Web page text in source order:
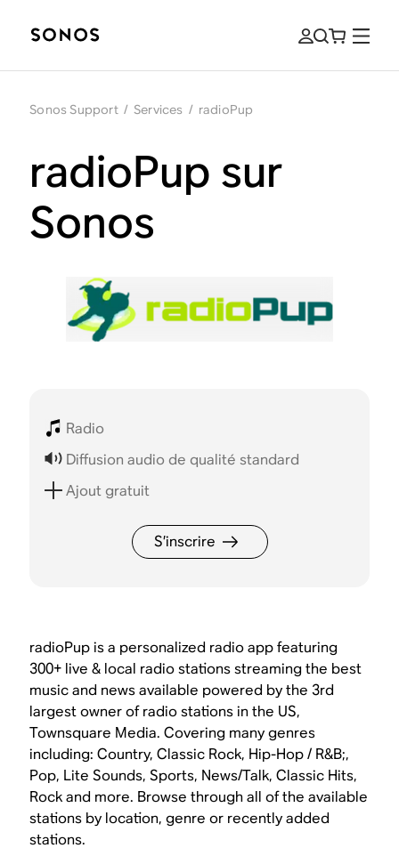
Sonos Support / Services / radioPup
radioPup sur
Sonos
Radio
Diffusion audio de qualité standard
Ajout gratuit
S’inscrire
radioPup is a personalized radio app featuring
300+ live & local radio stations streaming the best
music and news available powered by the 3rd
largest owner of radio stations in the US,
Townsquare Media. Covering many genres
including: Country, Classic Rock, Hip-Hop / R&B;,
Pop, Lite Sounds, Sports, News/Talk, Classic Hits,
Rock and more. Browse through all of the available
stations by location, genre or recently added
stations.